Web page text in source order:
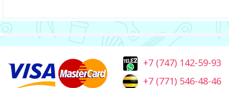
+7 (747) 142-59-93
+7 (771) 546-48-46